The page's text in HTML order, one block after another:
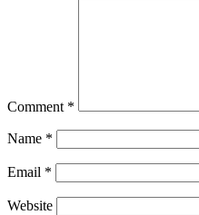
Comment *
Name *
Email *
Website